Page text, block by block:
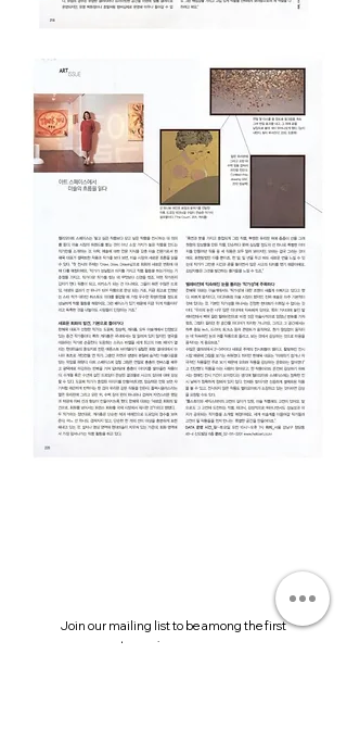
Join our mailing list to be among the first
to receive our news.